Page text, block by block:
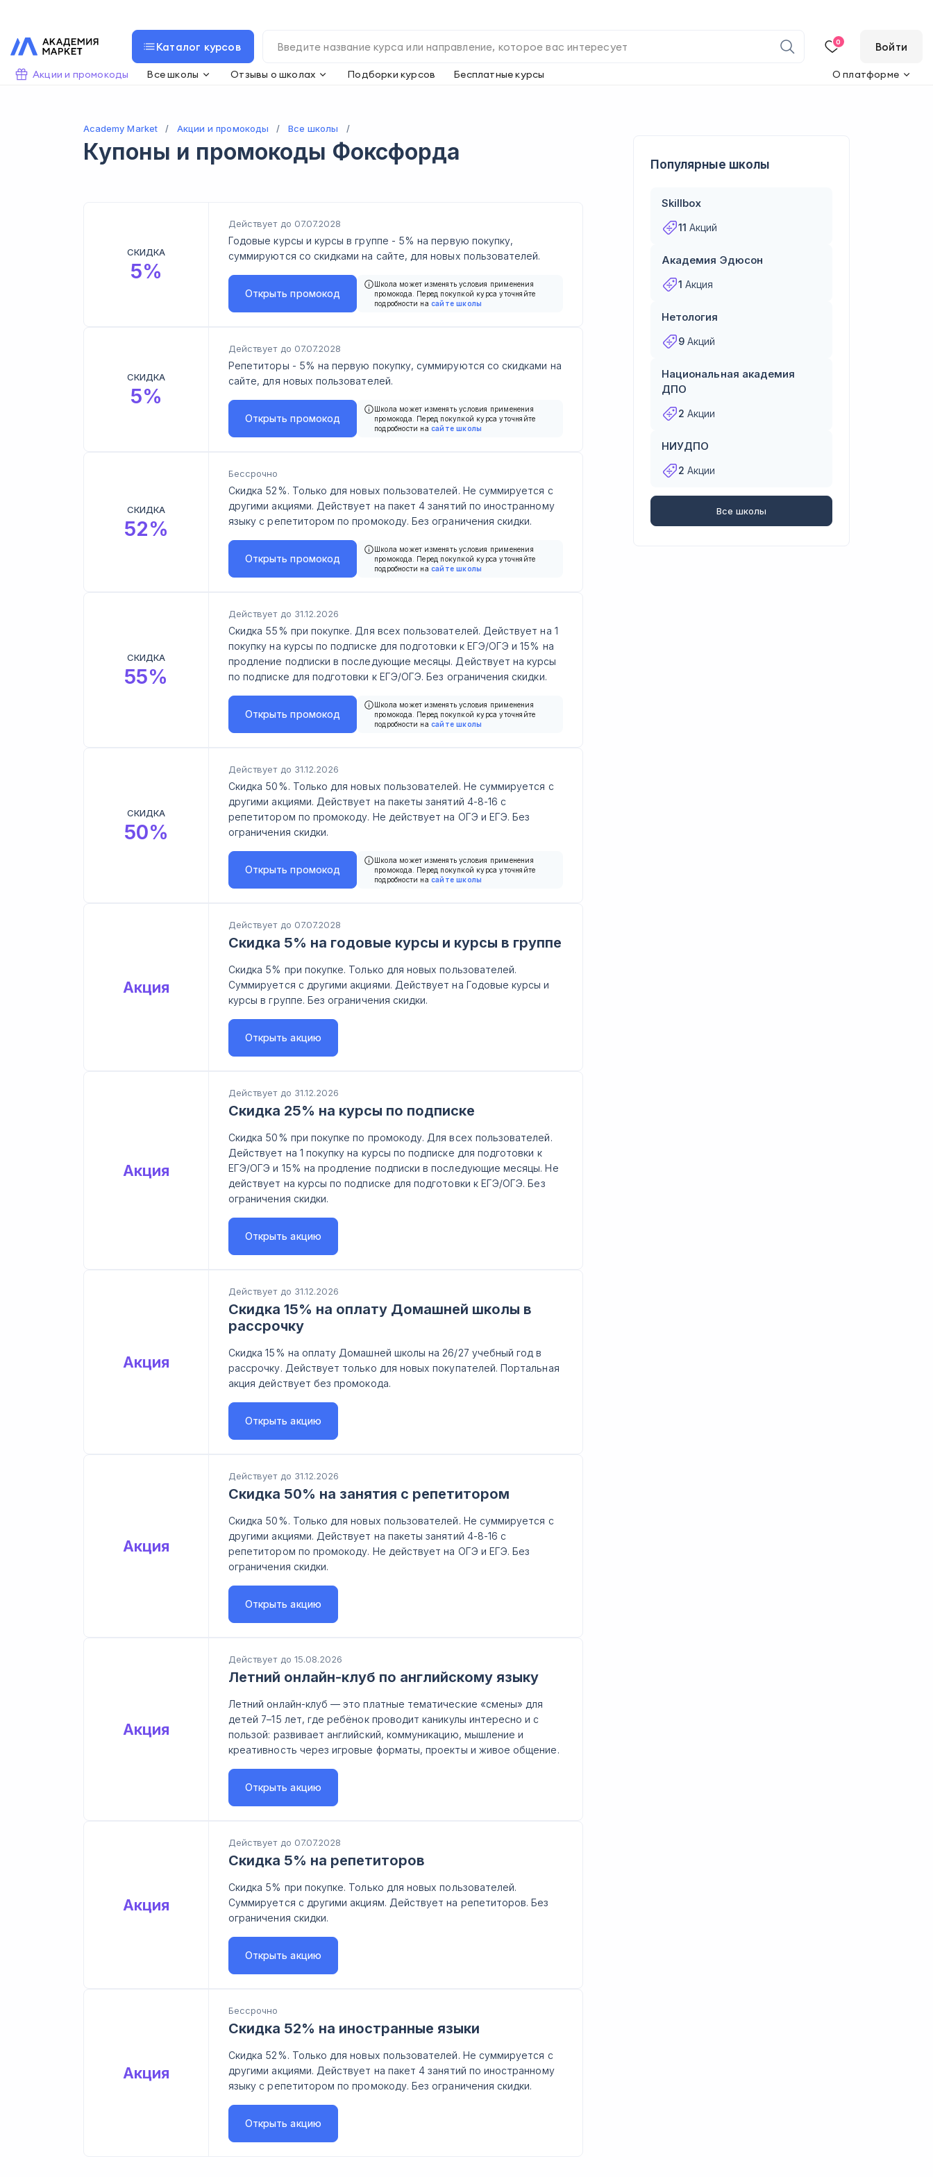
Каталог курсов 0 Войти
Акции и промокоды Все школы Отзывы о школах Подборки курсов Бесплатные курсы О платформе
Academy Market Акции и промокоды Все школы
Купоны и промокоды Фоксфорда
СКИДКА
5%
Действует до 07.07.2028
Годовые курсы и курсы в группе - 5% на первую покупку,
суммируются со скидками на сайте, для новых пользователей.
Открытьпромокод
Школа может изменять условия применения
промокода. Перед покупкой курса уточняйте
подробности на сайте школы
СКИДКА
5%
Действует до 07.07.2028
Репетиторы - 5% на первую покупку, суммируются со скидками на
сайте, для новых пользователей.
Открытьпромокод
Школа может изменять условия применения
промокода. Перед покупкой курса уточняйте
подробности на сайте школы
СКИДКА
52%
Бессрочно
Скидка 52%. Только для новых пользователей. Не суммируется с
другими акциями. Действует на пакет 4 занятий по иностранному
языку с репетитором по промокоду. Без ограничения скидки.
Открытьпромокод
Школа может изменять условия применения
промокода. Перед покупкой курса уточняйте
подробности на сайте школы
СКИДКА
55%
Действует до 31.12.2026
Скидка 55% при покупке. Для всех пользователей. Действует на 1
покупку на курсы по подписке для подготовки к ЕГЭ/ОГЭ и 15% на
продление подписки в последующие месяцы. Действует на курсы
по подписке для подготовки к ЕГЭ/ОГЭ. Без ограничения скидки.
Открытьпромокод
Школа может изменять условия применения
промокода. Перед покупкой курса уточняйте
подробности на сайте школы
СКИДКА
50%
Действует до 31.12.2026
Скидка 50%. Только для новых пользователей. Не суммируется с
другими акциями. Действует на пакеты занятий 4-8-16 с
репетитором по промокоду. Не действует на ОГЭ и ЕГЭ. Без
ограничения скидки.
Открытьпромокод
Школа может изменять условия применения
промокода. Перед покупкой курса уточняйте
подробности на сайте школы
Акция
Действует до 07.07.2028
Скидка 5% на годовые курсы и курсы в группе
Скидка 5% при покупке. Только для новых пользователей.
Суммируется с другими акциями. Действует на Годовые курсы и
курсы в группе. Без ограничения скидки.
Открытьакцию
Акция
Действует до 31.12.2026
Скидка 25% на курсы по подписке
Скидка 50% при покупке по промокоду. Для всех пользователей.
Действует на 1 покупку на курсы по подписке для подготовки к
ЕГЭ/ОГЭ и 15% на продление подписки в последующие месяцы. Не
действует на курсы по подписке для подготовки к ЕГЭ/ОГЭ. Без
ограничения скидки.
Открытьакцию
Акция
Действует до 31.12.2026
Скидка 15% на оплату Домашней школы в
рассрочку
Скидка 15% на оплату Домашней школы на 26/27 учебный год в
рассрочку. Действует только для новых покупателей. Портальная
акция действует без промокода.
Открытьакцию
Акция
Действует до 31.12.2026
Скидка 50% на занятия с репетитором
Скидка 50%. Только для новых пользователей. Не суммируется с
другими акциями. Действует на пакеты занятий 4-8-16 с
репетитором по промокоду. Не действует на ОГЭ и ЕГЭ. Без
ограничения скидки.
Открытьакцию
Акция
Действует до 15.08.2026
Летний онлайн-клуб по английскому языку
Летний онлайн-клуб — это платные тематические «смены» для
детей 7–15 лет, где ребёнок проводит каникулы интересно и с
пользой: развивает английский, коммуникацию, мышление и
креативность через игровые форматы, проекты и живое общение.
Открытьакцию
Акция
Действует до 07.07.2028
Скидка 5% на репетиторов
Скидка 5% при покупке. Только для новых пользователей.
Суммируется с другими акциям. Действует на репетиторов. Без
ограничения скидки.
Открытьакцию
Акция
Бессрочно
Скидка 52% на иностранные языки
Скидка 52%. Только для новых пользователей. Не суммируется с
другими акциями. Действует на пакет 4 занятий по иностранному
языку с репетитором по промокоду. Без ограничения скидки.
Открытьакцию
Популярные школы
Skillbox
11 Акций
Академия Эдюсон
1 Акция
Нетология
9 Акций
Национальная академия
ДПО
2 Акции
НИУДПО
2 Акции
Все школы